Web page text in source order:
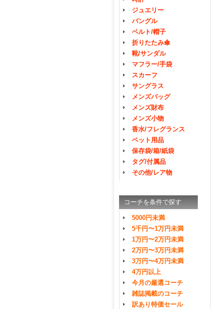
ジュエリー
バングル
ベルト/帽子
折りたたみ傘
靴/サンダル
マフラー/手袋
スカーフ
サングラス
メンズバッグ
メンズ財布
メンズ小物
香水/フレグランス
ペット用品
保存袋/箱/紙袋
タグ/付属品
その他/レア物
コーチを条件で探す
5000円未満
5千円〜1万円未満
1万円〜2万円未満
2万円〜3万円未満
3万円〜4万円未満
4万円以上
今月の厳選コーチ
雑誌掲載のコーチ
訳あり特価セール